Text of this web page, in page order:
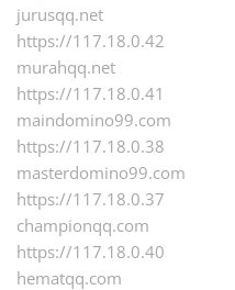
jurusqq.net
https://117.18.0.42
murahqq.net
https://117.18.0.41
maindomino99.com
https://117.18.0.38
masterdomino99.com
https://117.18.0.37
championqq.com
https://117.18.0.40
hematqq.com